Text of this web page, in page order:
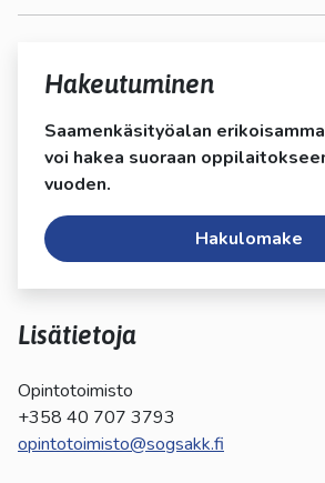
Hakeutuminen
Saamenkäsityöalan
voi hakea suoraan
vuoden.
Hakulomake
Lisätietoja
Opintotoimisto
+358 40 707 3793
opintotoimisto@sogsakk.fi